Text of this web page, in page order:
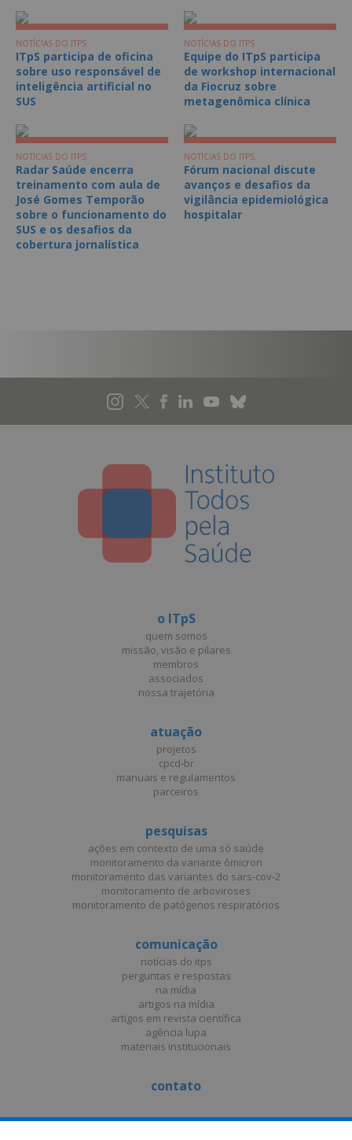
NOTÍCIAS DO ITPS
ITpS participa de oficina
sobre uso responsável de
inteligência artificial no
SUS
NOTÍCIAS DO ITPS
Equipe do ITpS participa
de workshop internacional
da Fiocruz sobre
metagenômica clínica
NOTÍCIAS DO ITPS
Radar Saúde encerra
treinamento com aula de
José Gomes Temporão
sobre o funcionamento do
SUS e os desafios da
cobertura jornalística
NOTÍCIAS DO ITPS
Fórum nacional discute
avanços e desafios da
vigilância epidemiológica
hospitalar
o ITpS
quem somos
missão, visão e pilares
membros
associados
nossa trajetória
atuação
projetos
cpcd-br
manuais e regulamentos
parceiros
pesquisas
ações em contexto de uma só saúde
monitoramento da variante ômicron
monitoramento das variantes do sars-cov-2
monitoramento de arboviroses
monitoramento de patógenos respiratórios
comunicação
notícias do itps
perguntas e respostas
na mídia
artigos na mídia
artigos em revista científica
agência lupa
materiais institucionais
contato